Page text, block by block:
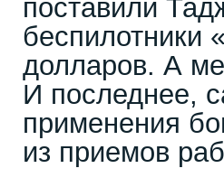
поставили
беспилотники
долларов. А
И последнее,
применения
из приемов